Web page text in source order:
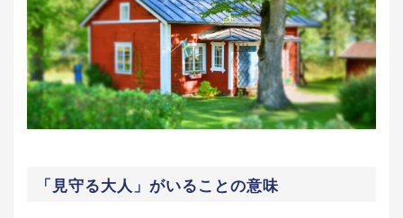
「見守る大人」がいることの意味